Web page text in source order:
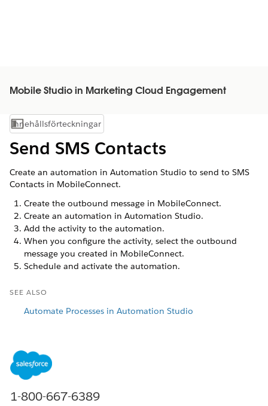
Mobile Studio in Marketing Cloud Engagement
Visa innehållsförteckning
Innehållsförteckningar
Send SMS Contacts
Create an automation in Automation Studio to send to SMS
Contacts in MobileConnect.
Create the outbound message in MobileConnect.
Create an automation in Automation Studio.
Add the activity to the automation.
When you configure the activity, select the outbound
message you created in MobileConnect.
Schedule and activate the automation.
SEE ALSO
Automate Processes in Automation Studio
1-800-667-6389